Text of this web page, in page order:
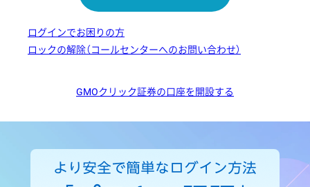
ログインでお困りの方
ロックの解除（コールセンターへのお問い合わせ）
GMOクリック証券の口座を開設する